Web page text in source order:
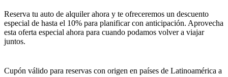
Reserva tu auto de alquiler ahora y te ofreceremos un descuento
especial de hasta el 10% para planificar con anticipación. Aprovecha
esta oferta especial ahora para cuando podamos volver a viajar
juntos.
Cupón válido para reservas con origen en países de Latinoamérica a